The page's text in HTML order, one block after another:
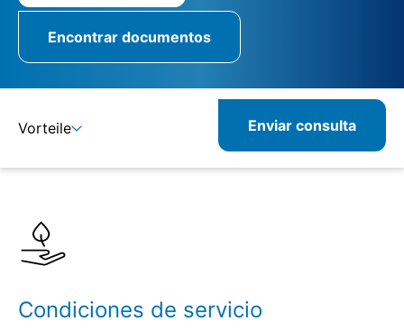
Encontrar documentos
Vorteile
Productos combinados
Enviar consulta
Condiciones de servicio